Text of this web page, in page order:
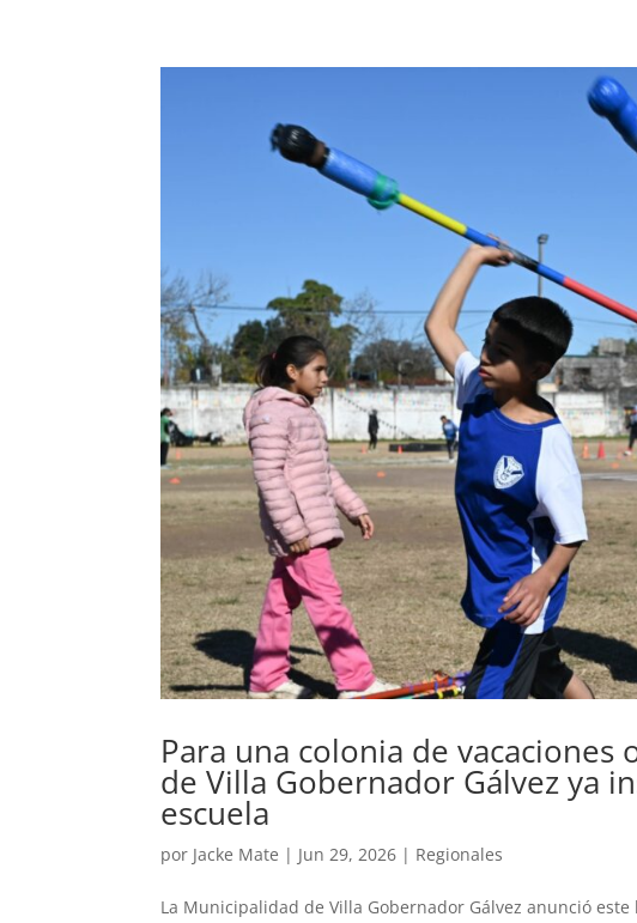
Para una colonia de
de Villa Gobernador Gálvez ya
escuela
por Jacke Mate | Jun 29, 2026 | Regionales
La Municipalidad de Villa Gobernador Gálvez anunció